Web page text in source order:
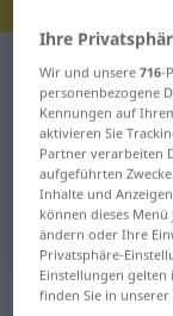
Kroatisch-
Ihre
Wir und unsere716-
personenbezogene
Kennungen auf
aktivieren Sie
Partner verarbeiten
aufgeführten
Inhalte und
können dieses
ändern oder Ihre
Privatsphäre-
Einstellungen
finden Sie in